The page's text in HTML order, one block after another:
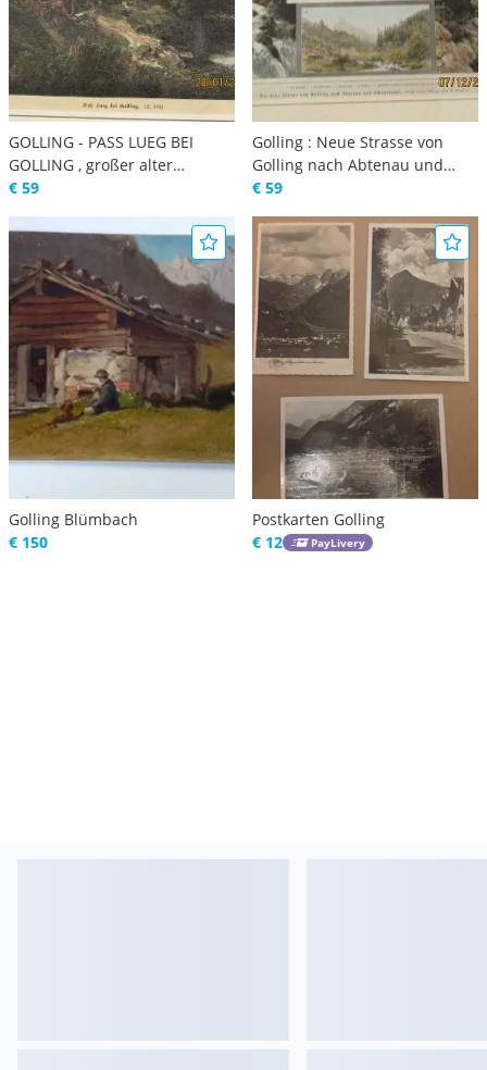
GOLLING - PASS LUEG BEI
GOLLING , großer alter
handkolorierter orig.
Passepartout
€ 59
Golling : Neue Strasse von
Golling nach Abtenau und
Zwieselalpe , alter
um 1880 , Passepartout
€ 59
Golling Blümbach
€ 150
Postkarten Golling
€ 12
PayLivery